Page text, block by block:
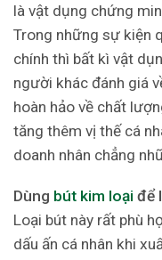
là vật dụng chứng
Trong những sự kiện
chính thì bất kì vật
người khác đánh giá
hoàn hảo về chất
tăng thêm vị thế cá
doanh nhân chẳng
Dùng bút kim loại để
Loại bút này rất phù
dấu ấn cá nhân khi